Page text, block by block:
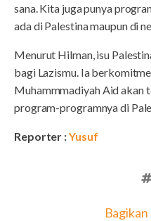
sana. Kita juga punya
ada di Palestina maupun di
Menurut Hilman, isu
bagi Lazismu. Ia
Muhammmadiyah Aid akan
program-programnya di
Reporter :Yusuf